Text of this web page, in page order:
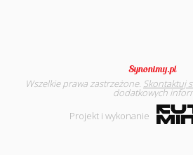
Wszelkie prawa zastrzeżone. Skontaktuj
dodatkowych
Projekt i wykonanie